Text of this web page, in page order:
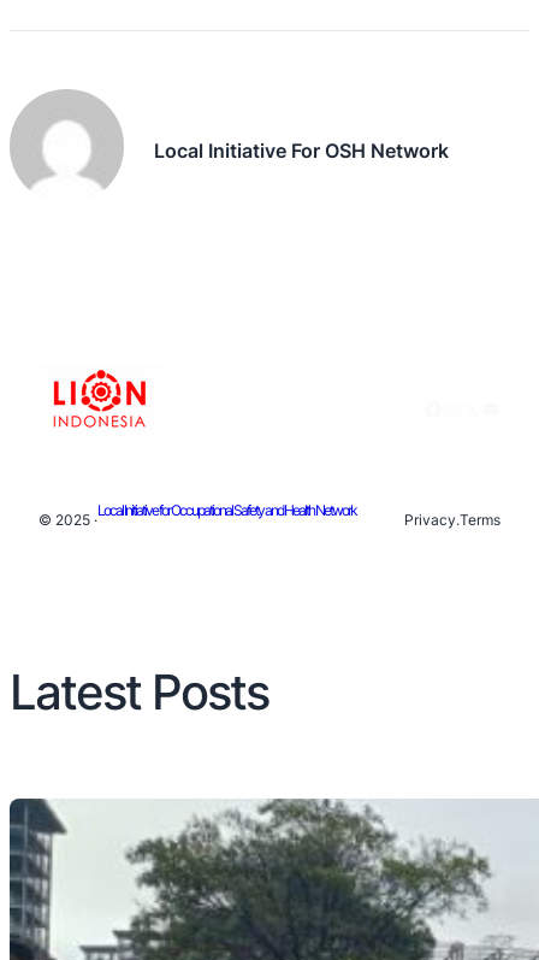
Local Initiative For OSH Network
© 2025 ·
Local Initiative for Occupational Safety and Health Network
Privacy.Terms
Latest Posts